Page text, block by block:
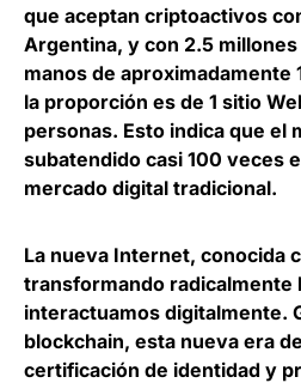
que aceptan criptoactivos
Argentina, y con 2.5
manos de aproximadamente
la proporción es de 1 sitio
personas. Esto indica que el
subatendido casi 100 veces
mercado digital tradicional.
La nueva Internet, conocida
transformando radicalmente
interactuamos digitalmente.
blockchain, esta nueva era
certificación de identidad y